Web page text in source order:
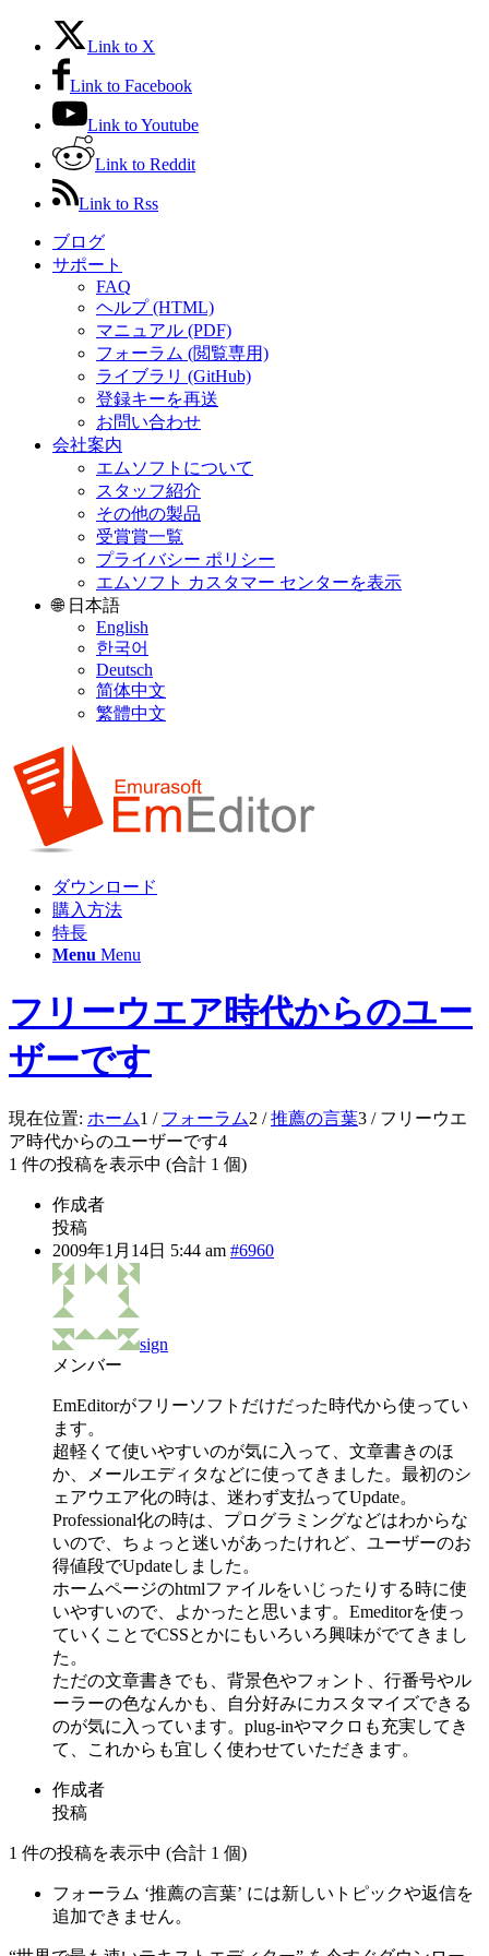
Link to X
Link to Facebook
Link to Youtube
Link to Reddit
Link to Rss
ブログ
サポート
FAQ
ヘルプ (HTML)
マニュアル (PDF)
フォーラム (閲覧専用)
ライブラリ (GitHub)
登録キーを再送
お問い合わせ
会社案内
エムソフトについて
スタッフ紹介
その他の製品
受賞賞一覧
プライバシー ポリシー
エムソフト カスタマー センターを表示
🌐 日本語
English
한국어
Deutsch
简体中文
繁體中文
ダウンロード
購入方法
特長
Menu Menu
フリーウエア時代からのユー
ザーです
現在位置: ホーム1 / フォーラム2 / 推薦の言葉3 / フリーウエ
ア時代からのユーザーです4
1 件の投稿を表示中 (合計 1 個)
作成者
投稿
2009年1月14日 5:44 am #6960
sign
メンバー
EmEditorがフリーソフトだけだった時代から使ってい
ます。
超軽くて使いやすいのが気に入って、文章書きのほ
か、メールエディタなどに使ってきました。最初のシ
ェアウエア化の時は、迷わず支払ってUpdate。
Professional化の時は、プログラミングなどはわからな
いので、ちょっと迷いがあったけれど、ユーザーのお
得値段でUpdateしました。
ホームページのhtmlファイルをいじったりする時に使
いやすいので、よかったと思います。Emeditorを使っ
ていくことでCSSとかにもいろいろ興味がでてきまし
た。
ただの文章書きでも、背景色やフォント、行番号やル
ーラーの色なんかも、自分好みにカスタマイズできる
のが気に入っています。plug-inやマクロも充実してき
て、これからも宜しく使わせていただきます。
作成者
投稿
1 件の投稿を表示中 (合計 1 個)
フォーラム ‘推薦の言葉’ には新しいトピックや返信を
追加できません。